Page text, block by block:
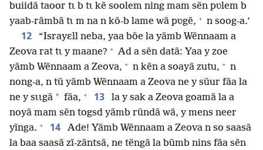
buiidã taoor tɩ b tɩ kẽ soolem ning mam sẽn pʋlem b
yaab-rãmbã tɩ m na n kõ-b lame wã pʋgẽ, + n soog-a.’
12
“Israyɛll neba, yaa bõe la yãmb Wẽnnaam a
Zeova rat tɩ y maane? + Ad a sẽn datã: Yaa y zoe
yãmb Wẽnnaam a Zeova, + n kẽn a soayã zutu, + n
nong-a, n tũ yãmb Wẽnnaam a Zeova ne y sũur fãa la
ne y sɩɩgã * fãa, + 13
la y sak a Zeova goamã la a
noyã mam sẽn togsd yãmb rũndã wã, y mens neer
yĩnga. + 14
Ade! Yãmb Wẽnnaam a Zeova n so saasã
la baa saasã zĩ-zãntsã, ne tẽngã la bũmb nins fãa sẽn